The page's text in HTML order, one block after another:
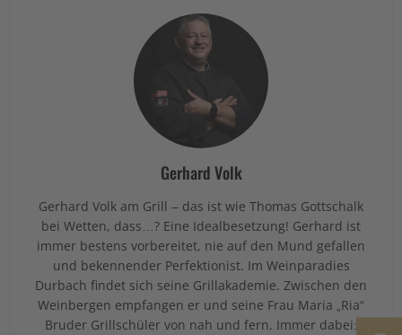
Gerhard Volk
Gerhard Volk am Grill – das ist wie Thomas Gottschalk
bei Wetten, dass…? Eine Idealbesetzung! Gerhard ist
immer bestens vorbereitet, nie auf den Mund gefallen
und bekennender Perfektionist. Im Weinparadies
Durbach findet sich seine Grillakademie. Zwischen den
Weinbergen empfangen er und seine Frau Maria „Ria“
Bruder Grillschüler von nah und fern. Immer dabei: